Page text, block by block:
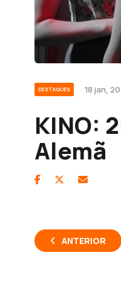
DESTAQUES 18 jan,
KINO:
Alemã
ANTERIOR